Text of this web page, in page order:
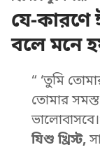
যে-কারণে
বলে মনে
“ ‘তুমি
তোমার
যিশু খ্রিস্ট,